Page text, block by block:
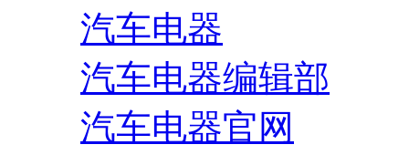
汽车电器
汽车电器编辑部
汽车电器官网